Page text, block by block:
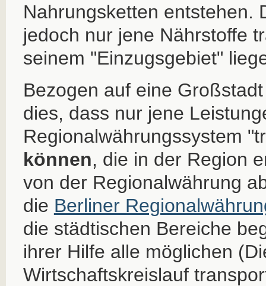
Nahrungsketten entstehen.
jedoch nur jene Nährstoffe
seinem "Einzugsgebiet"
Bezogen auf eine
dies, dass nur jene
Regionalwährungssystem
können, die in der Region
von der Regionalwährung
die Berliner
die städtischen Bereiche
ihrer Hilfe alle möglichen
Wirtschaftskreislauf